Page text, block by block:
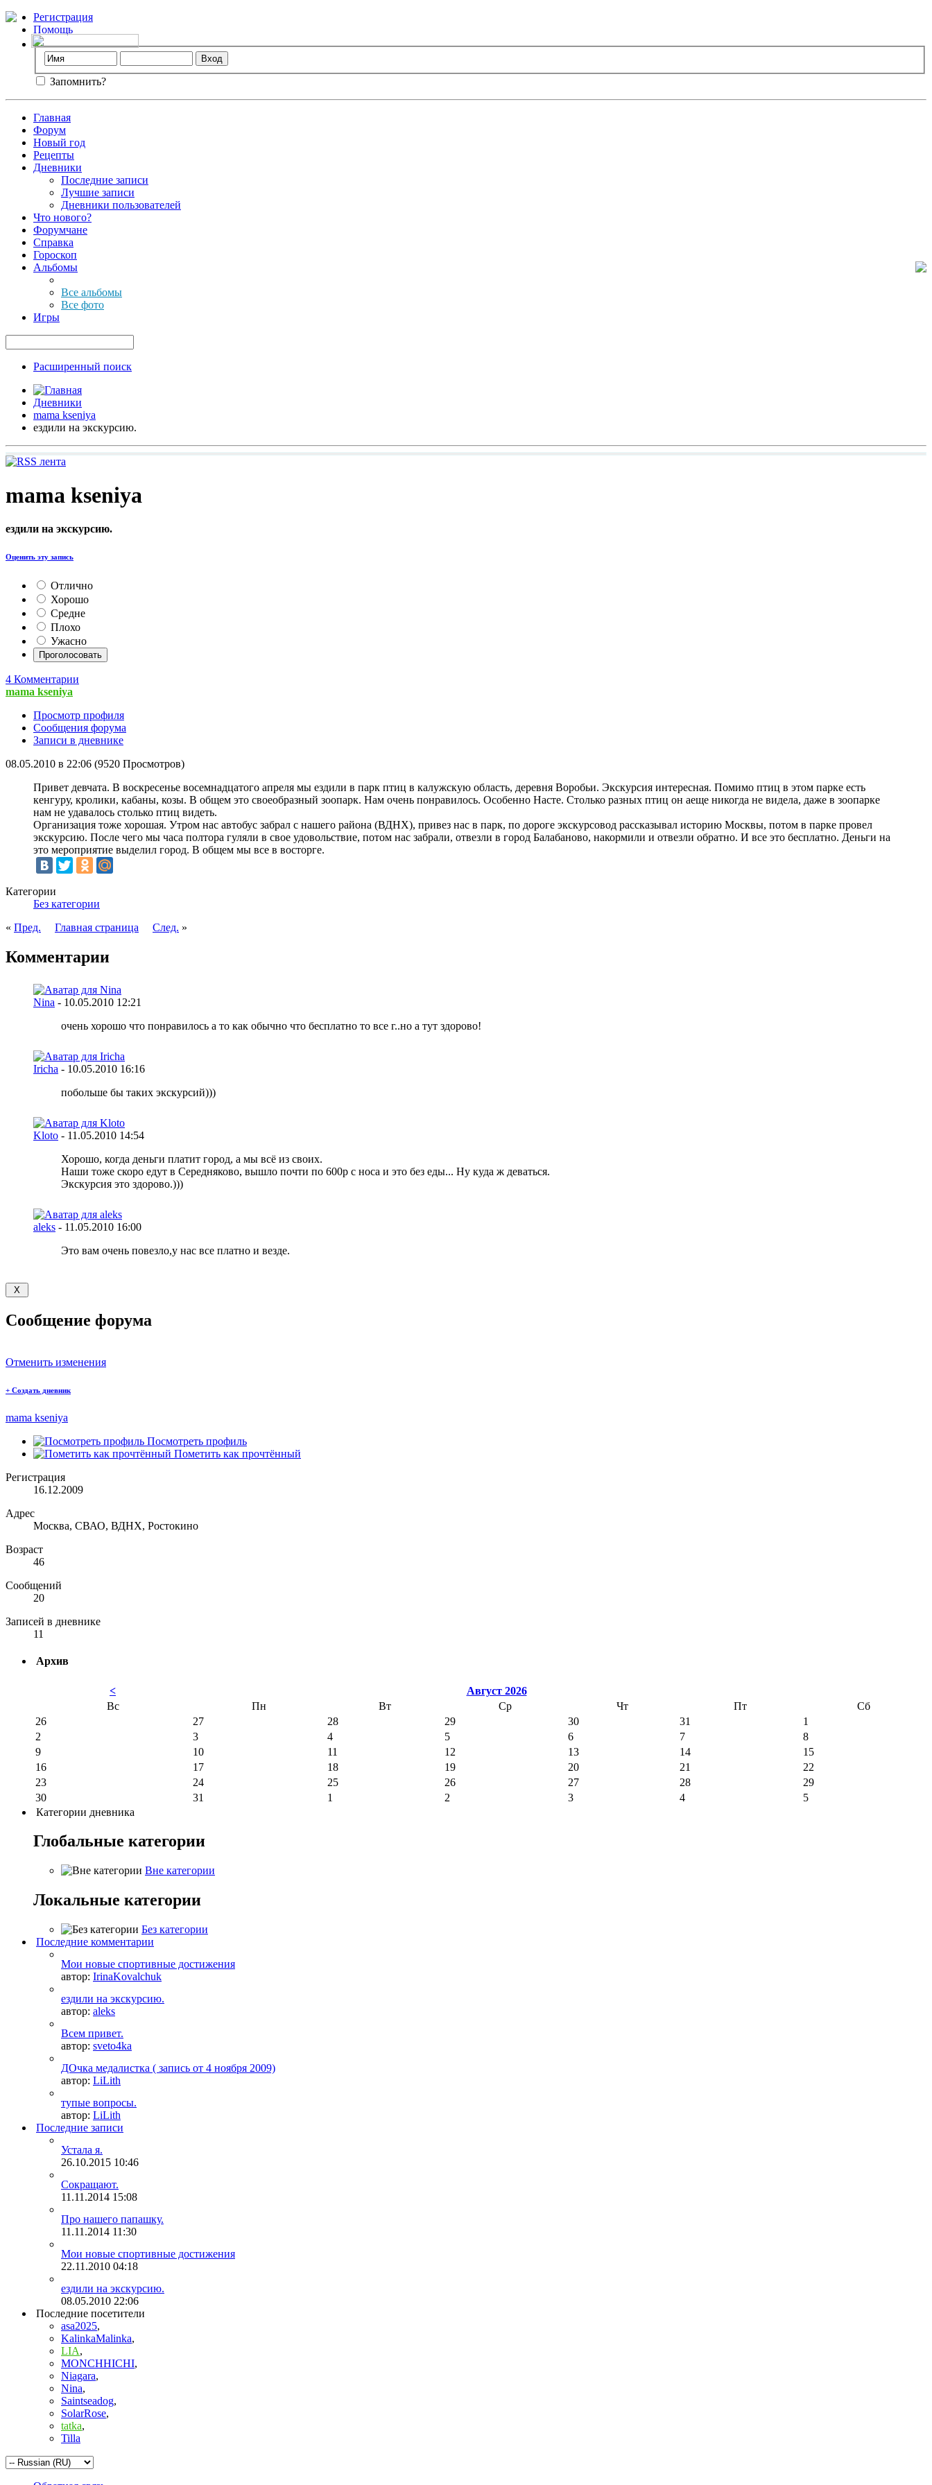
Регистрация
Помощь
Запомнить?
Главная
Форум
Новый год
Рецепты
Дневники
Последние записи
Лучшие записи
Дневники пользователей
Что нового?
Форумчане
Справка
Гороскоп
Альбомы
Все альбомы
Все фото
Игры
Расширенный поиск
Дневники
mama kseniya
ездили на экскурсию.
mama kseniya
ездили на экскурсию.
Оценить эту запись
Отлично
Хорошо
Средне
Плохо
Ужасно
4 Комментарии
mama kseniya
Просмотр профиля
Сообщения форума
Записи в дневнике
08.05.2010 в 22:06 (9520 Просмотров)
Привет девчата. В воскресенье восемнадцатого апреля мы ездили в парк птиц в калужскую область, деревня Воробьи. Экскурсия интересная. Помимо птиц в этом парке есть
кенгуру, кролики, кабаны, козы. В общем это своеобразный зоопарк. Нам очень понравилось. Особенно Насте. Столько разных птиц он аеще никогда не видела, даже в зоопарке
нам не удавалось столько птиц видеть.
Организация тоже хорошая. Утром нас автобус забрал с нашего района (ВДНХ), привез нас в парк, по дороге экскурсовод рассказывал историю Москвы, потом в парке провел
экскурсию. После чего мы часа полтора гуляли в свое удовольствие, потом нас забрали, отвезли в город Балабаново, накормили и отвезли обратно. И все это бесплатно. Деньги на
это мероприятие выделил город. В общем мы все в восторге.
Категории
Без категории
« Пред. Главная страница След. »
Комментарии
Nina - 10.05.2010 12:21
очень хорошо что понравилось а то как обычно что бесплатно то все г..но а тут здорово!
Iricha - 10.05.2010 16:16
побольше бы таких экскурсий)))
Kloto - 11.05.2010 14:54
Хорошо, когда деньги платит город, а мы всё из своих.
Наши тоже скоро едут в Середняково, вышло почти по 600р с носа и это без еды... Ну куда ж деваться.
Экскурсия это здорово.)))
aleks - 11.05.2010 16:00
Это вам очень повезло,у нас все платно и везде.
Сообщение форума
Отменить изменения
+ Создать дневник
mama kseniya
Посмотреть профиль
Пометить как прочтённый
Регистрация
16.12.2009
Адрес
Москва, СВАО, ВДНХ, Ростокино
Возраст
46
Сообщений
20
Записей в дневнике
11
Архив
<
Август 2026
Вс
Пн Вт Ср Чт Пт
Сб
26
27 28 29 30 31
1
2
3 4 5 6 7
8
9
10 11 12 13 14
15
16
17 18 19 20 21
22
23
24 25 26 27 28
29
30
31 1 2 3 4
5
Категории дневника
Глобальные категории
Вне категории
Локальные категории
Без категории
Последние комментарии
Мои новые спортивные достижения
автор: IrinaKovalchuk
ездили на экскурсию.
автор: aleks
Всем привет.
автор: sveto4ka
ДОчка медалистка ( запись от 4 ноября 2009)
автор: LiLith
тупые вопросы.
автор: LiLith
Последние записи
Устала я.
26.10.2015 10:46
Сокращают.
11.11.2014 15:08
Про нашего папашку.
11.11.2014 11:30
Мои новые спортивные достижения
22.11.2010 04:18
ездили на экскурсию.
08.05.2010 22:06
Последние посетители
asa2025,
KalinkaMalinka,
LIA,
MONCHHICHI,
Niagara,
Nina,
Saintseadog,
SolarRose,
tatka,
Tilla